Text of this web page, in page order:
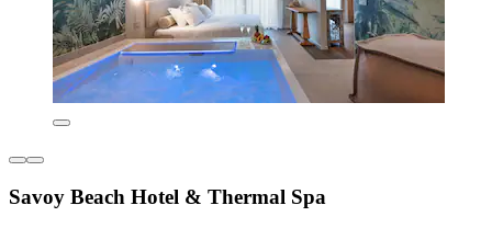
Savoy Beach Hotel & Thermal Spa